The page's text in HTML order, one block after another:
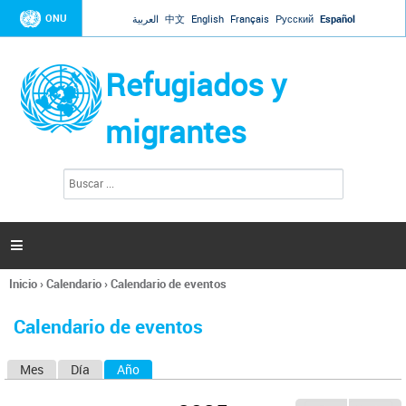
Jump to navigation
ONU العربية 中文 English Français Русский Español
Refugiados y
migrantes
l
s

Se
usted
Inicio›Calendario›Calendario de eventos
Calendario de eventos
Mes Día Año